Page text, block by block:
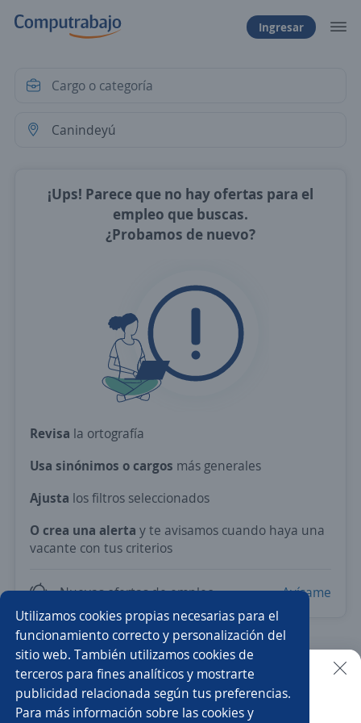
Utilizamos cookies propias necesarias para el
funcionamiento correcto y personalización del
sitio web. También utilizamos cookies de
terceros para fines analíticos y mostrarte
publicidad relacionada según tus preferencias.
Para más información sobre las cookies y
Ingresar
¡Ups! Parece que no hay ofertas para el
empleo que buscas.
¿Probamos de nuevo?
Revisa la ortografía
Usa sinónimos o cargos más generales
Ajusta los filtros seleccionados
O crea una alerta y te avisamos cuando haya una
vacante con tus criterios
Nuevas ofertas de empleo Avísame
Prueba con los empleos más demandados del país.
Recolector/a Vendedor/a Administrador/a
Buscar es más fácil en la app